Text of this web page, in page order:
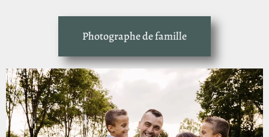
Photographe de famille